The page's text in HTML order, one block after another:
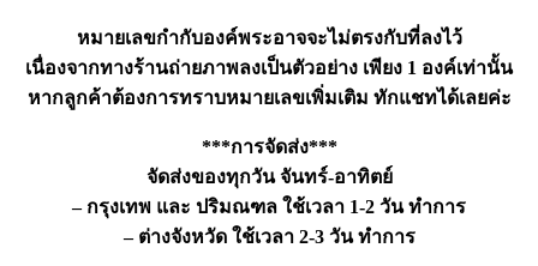
หมายเลขกำกับองค์พระอาจจะไม่ตรงกับที่ลงไว้
เนื่องจากทางร้านถ่ายภาพลงเป็นตัวอย่าง เพียง 1 องค์เท่านั้น
หากลูกค้าต้องการทราบหมายเลขเพิ่มเติม ทักแชทได้เลยค่ะ
***การจัดส่ง***
จัดส่งของทุกวัน จันทร์-อาทิตย์
– กรุงเทพ และ ปริมณฑล ใช้เวลา 1-2 วัน ทำการ
– ต่างจังหวัด ใช้เวลา 2-3 วัน ทำการ